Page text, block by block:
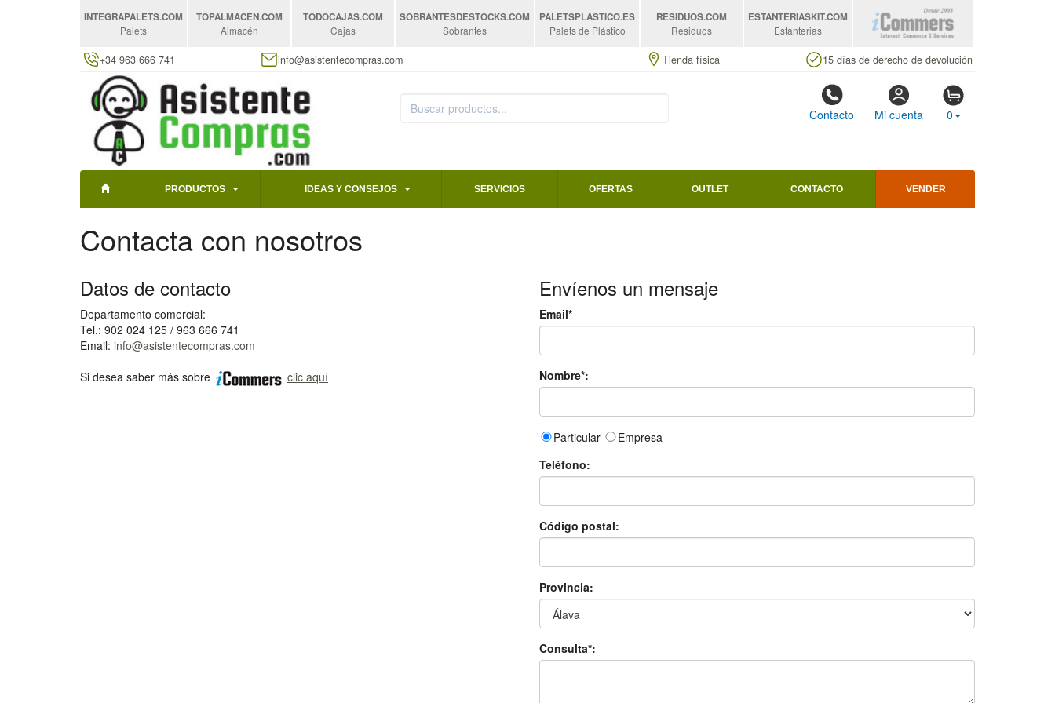
INTEGRAPALETS.COM
Palets
TOPALMACEN.COM
Almacén
TODOCAJAS.COM
Cajas
SOBRANTESDESTOCKS.COM
Sobrantes
PALETSPLASTICO.ES
Palets de Plástico
RESIDUOS.COM
Residuos
ESTANTERIASKIT.COM
Estanterias
+34 963 666 741 info@asistentecompras.com Tienda física 15 días de derecho de devolución
Contacto Mi cuenta 0
PRODUCTOS IDEAS Y CONSEJOS SERVICIOS OFERTAS OUTLET CONTACTO VENDER
Contacta con nosotros
Datos de contacto
Departamento comercial:
Tel.: 902 024 125 / 963 666 741
Email: info@asistentecompras.com
Si desea saber más sobre
clic aquí
Envíenos un mensaje
Email*
Nombre*:
Particular
Empresa
Teléfono:
Código postal:
Provincia:
Consulta*: